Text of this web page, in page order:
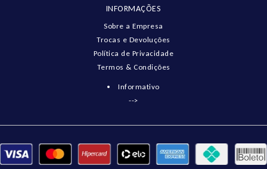
INFORMAÇÕES
Sobre a Empresa
Trocas e Devoluções
Política de Privacidade
Termos & Condições
Informativo
-->